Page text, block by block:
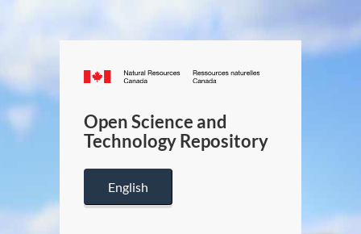
Canada.ca
/
Canada
Open Science and
Technology Repository
English